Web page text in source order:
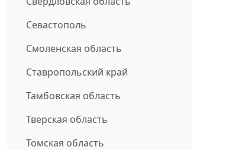
Севастополь
Смоленская область
Ставропольский край
Тамбовская область
Тверская область
Томская область